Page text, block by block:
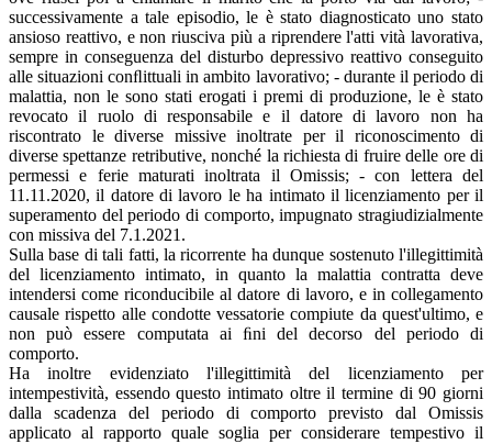
successivamente a tale episodio, le è stato diagnosticato uno stato
ansioso reattivo, e non riusciva più a riprendere l'atti vità lavorativa,
sempre in conseguenza del disturbo depressivo reattivo conseguito
alle situazioni conﬂittuali in ambito lavorativo; - durante il periodo di
malattia, non le sono stati erogati i premi di produzione, le è stato
revocato il ruolo di responsabile e il datore di lavoro non ha
riscontrato le diverse missive inoltrate per il riconoscimento di
diverse spettanze retributive, nonché la richiesta di fruire delle ore di
permessi e ferie maturati inoltrata il Omissis; - con lettera del
11.11.2020, il datore di lavoro le ha intimato il licenziamento per il
superamento del periodo di comporto, impugnato stragiudizialmente
con missiva del 7.1.2021.
Sulla base di tali fatti, la ricorrente ha dunque sostenuto l'illegittimità
del licenziamento intimato, in quanto la malattia contratta deve
intendersi come riconducibile al datore di lavoro, e in collegamento
causale rispetto alle condotte vessatorie compiute da quest'ultimo, e
non può essere computata ai ﬁni del decorso del periodo di
comporto.
Ha inoltre evidenziato l'illegittimità del licenziamento per
intempestività, essendo questo intimato oltre il termine di 90 giorni
dalla scadenza del periodo di comporto previsto dal Omissis
applicato al rapporto quale soglia per considerare tempestivo il